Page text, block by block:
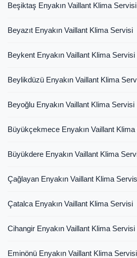
Beşiktaş Enyakın Vaillant Klima Servisi
Beyazıt Enyakın Vaillant Klima Servisi
Beykent Enyakın Vaillant Klima Servisi
Beylikdüzü Enyakın Vaillant Klima
Beyoğlu Enyakın Vaillant Klima Servisi
Büyükçekmece Enyakın Vaillant
Büyükdere Enyakın Vaillant Klima
Çağlayan Enyakın Vaillant Klima
Çatalca Enyakın Vaillant Klima Servisi
Cihangir Enyakın Vaillant Klima Servisi
Eminönü Enyakın Vaillant Klima Servisi